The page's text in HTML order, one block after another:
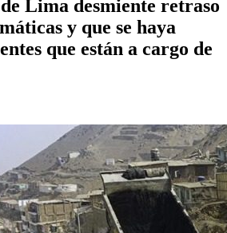
Lima desmiente retraso
y que se haya
que están a cargo de